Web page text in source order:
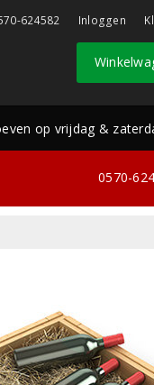
624582 Inloggen
op vrijdag &
0570-